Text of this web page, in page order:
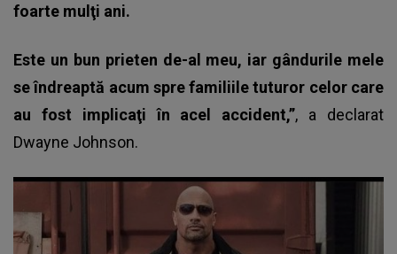
foarte mulţi ani.
Este un bun prieten de-al meu, iar gândurile mele
se îndreaptă acum spre familiile tuturor celor care
au fost implicaţi în acel accident,”, a declarat
Dwayne Johnson.